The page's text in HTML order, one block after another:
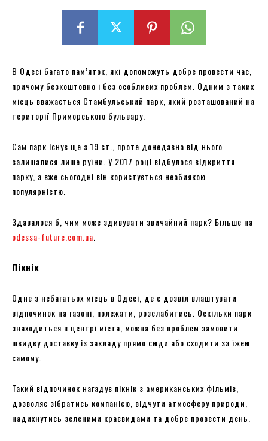
В Одесі багато пам’яток, які допоможуть добре провести час,
причому безкоштовно і без особливих проблем. Одним з таких
місць вважається Стамбульський парк, який розташований на
території Приморського бульвару.
Сам парк існує ще з 19 ст., проте донедавна від нього
залишалися лише руїни. У 2017 році відбулося відкриття
парку, а вже сьогодні він користується неабиякою
популярністю.
Здавалося б, чим може здивувати звичайний парк? Більше на
odessa-future.com.ua
Пікнік
Одне з небагатьох місць в Одесі, де є дозвіл влаштувати
відпочинок на газоні, полежати, розслабитись. Оскільки парк
знаходиться в центрі міста, можна без проблем замовити
швидку доставку із закладу прямо сюди або сходити за їжею
самому.
Такий відпочинок нагадує пікнік з американських фільмів,
дозволяє зібратись компанією, відчути атмосферу природи,
надихнутись зеленими краєвидами та добре провести день.